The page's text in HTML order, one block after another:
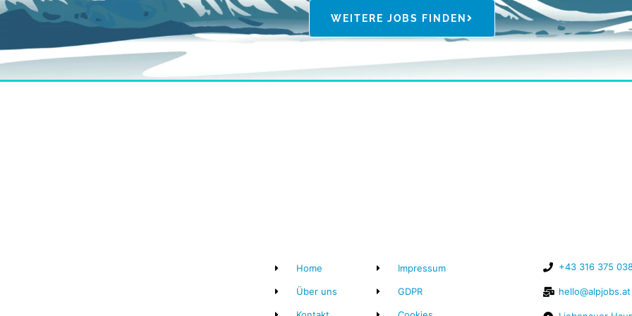
WEITERE JOBS FINDEN
Home
Über uns
Impressum
GDPR
+43 316 375
hello@alpjobs.at